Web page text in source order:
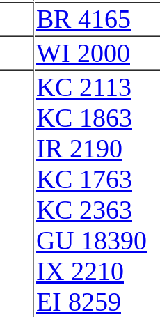
BR 4165
WI 2000
KC 2113
KC 1863
IR 2190
KC 1763
KC 2363
GU 18390
IX 2210
EI 8259